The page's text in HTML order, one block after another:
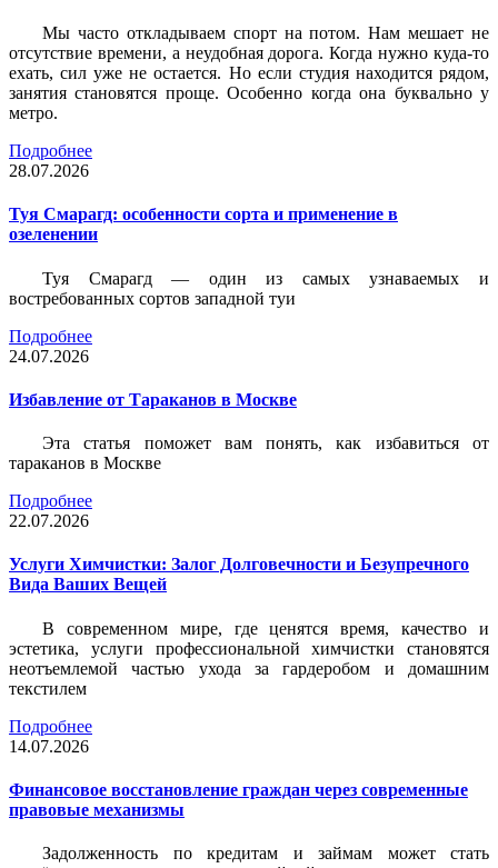
Мы часто откладываем спорт на потом. Нам мешает не
отсутствие времени, а неудобная дорога. Когда нужно куда-то
ехать, сил уже не остается. Но если студия находится рядом,
занятия становятся проще. Особенно когда она буквально у
метро.
Подробнее
28.07.2026
Туя Смарагд: особенности сорта и применение в
озеленении
Туя Смарагд — один из самых узнаваемых и
востребованных сортов западной туи
Подробнее
24.07.2026
Избавление от Тараканов в Москве
Эта статья поможет вам понять, как избавиться от
тараканов в Москве
Подробнее
22.07.2026
Услуги Химчистки: Залог Долговечности и Безупречного
Вида Ваших Вещей
В современном мире, где ценятся время, качество и
эстетика, услуги профессиональной химчистки становятся
неотъемлемой частью ухода за гардеробом и домашним
текстилем
Подробнее
14.07.2026
Финансовое восстановление граждан через современные
правовые механизмы
Задолженность по кредитам и займам может стать